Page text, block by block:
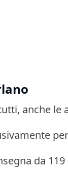
anche le
da